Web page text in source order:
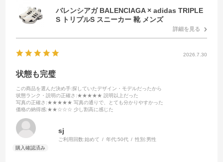
バレンシアガ BALENCIAGA × adidas TRIPLE
S トリプルS スニーカー 靴 メンズ
詳細を見る
2026.7.30
状態も完璧
この商品を選んだ決め手:探していたデザイン・モデルだったから
状態ランク・説明の正確さ :★★★★★ 説明以上だった
写真の正確さ :★★★★★ 写真の通りで、とても分かりやすかった
価格の納得感:★★☆☆☆ 少し割高に感じた
sj
ご利用回数:始めて 年代:50代 性別:男性